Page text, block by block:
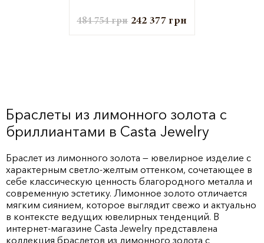
484 754грн 242 377грн
Браслеты из лимонного золота с
бриллиантами в Casta Jewelry
Браслет из лимонного золота — ювелирное изделие с
характерным светло-желтым оттенком, сочетающее в
себе классическую ценность благородного металла и
современную эстетику. Лимонное золото отличается
мягким сиянием, которое выглядит свежо и актуально
в контексте ведущих ювелирных тенденций. В
интернет-магазине Casta Jewelry представлена
коллекция браслетов из лимонного золота с